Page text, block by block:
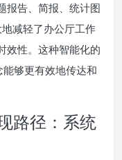
报告、简报、统计图
减轻了办公厅工作
效性。这种智能化的
能够更有效地传达和
路径：系统